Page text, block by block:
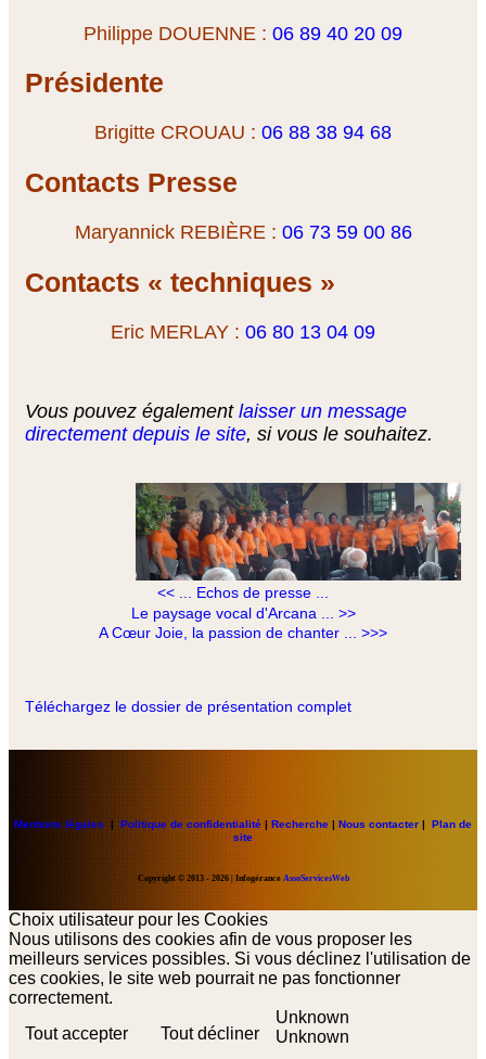
Philippe DOUENNE : 06 89 40 20 09
Présidente
Brigitte CROUAU : 06 88 38 94 68
Contacts Presse
Maryannick REBIÈRE : 06 73 59 00 86
Contacts « techniques »
Eric MERLAY : 06 80 13 04 09
Vous pouvez également laisser un message
directement depuis le site, si vous le souhaitez.
<< ... Echos de presse ...
Le paysage vocal d'Arcana ... >>
A Cœur Joie, la passion de chanter ... >>>
Téléchargez le dossier de présentation complet
Mentions légales | Politique de confidentialité | Recherche | Nous contacter | Plan de
site
Copyright © 2013 - 2026 | Infogérance AssoServicesWeb
Choix utilisateur pour les Cookies
Nous utilisons des cookies afin de vous proposer les
meilleurs services possibles. Si vous déclinez l'utilisation de
ces cookies, le site web pourrait ne pas fonctionner
correctement.
Tout accepter
Tout décliner
Unknown
Unknown